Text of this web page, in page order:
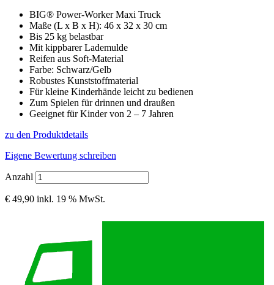
BIG® Power-Worker Maxi Truck
Maße (L x B x H): 46 x 32 x 30 cm
Bis 25 kg belastbar
Mit kippbarer Lademulde
Reifen aus Soft-Material
Farbe: Schwarz/Gelb
Robustes Kunststoffmaterial
Für kleine Kinderhände leicht zu bedienen
Zum Spielen für drinnen und draußen
Geeignet für Kinder von 2 – 7 Jahren
zu den Produktdetails
Eigene Bewertung schreiben
Anzahl
€ 49,90 inkl. 19 % MwSt.